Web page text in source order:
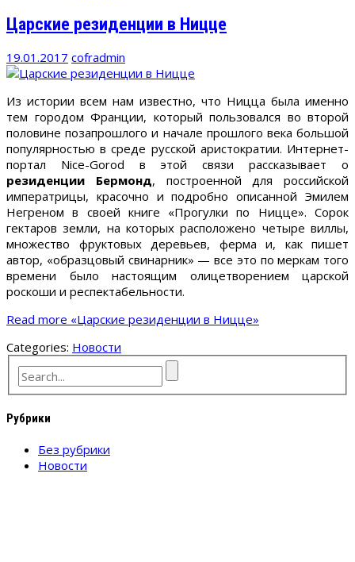
Царские резиденции в Ницце
19.01.2017 cofradmin
Из истории всем нам известно, что Ницца была именно
тем городом Франции, который пользовался во второй
половине позапрошлого и начале прошлого века большой
популярностью в среде русской аристократии. Интернет-
портал Nice-Gorod в этой связи рассказывает о
резиденции Бермонд, построенной для российской
императрицы, красочно и подробно описанной Эмилем
Негреном в своей книге «Прогулки по Ницце». Сорок
гектаров земли, на которых расположено четыре виллы,
множество фруктовых деревьев, ферма и, как пишет
автор, «образцовый свинарник» — все это по меркам того
времени было настоящим олицетворением царской
роскоши и респектабельности.
Read more «Царские резиденции в Ницце»
Categories: Новости
Рубрики
Без рубрики
Новости